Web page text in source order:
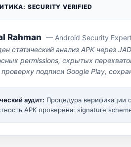
SECURITY VERIFIED
Rahman — Android Security
статический анализ APK через
permissions, скрытых
проверку подписи Google Play,
аудит: Процедура верификации
APK проверена: signature